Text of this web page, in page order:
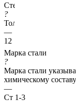
Стенка трубы, мм
?
Толщина стенки
—
12
Марка стали
?
Марка стали
химическому
—
Ст 1-3